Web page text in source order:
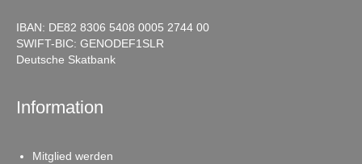
IBAN: DE82 8306 5408 0005 2744 00
SWIFT-BIC: GENODEF1SLR
Deutsche Skatbank
Information
Mitglied werden